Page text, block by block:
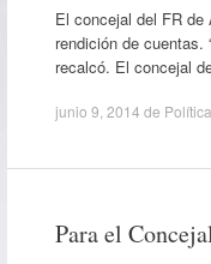
El concejal del FR de
rendición de cuentas.
recalcó. El concejal
junio 9, 2014 de Política
Para el